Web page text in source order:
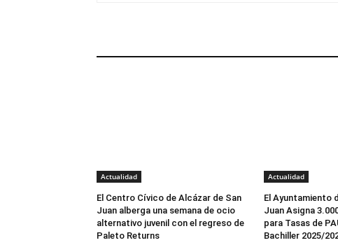
Actualidad
El Centro Cívico de Alcázar de San
Juan alberga una semana de ocio
alternativo juvenil con el regreso de
Paleto Returns
Actualidad
El Ayuntamiento
Juan Asigna
para Tasas de
Bachiller 2025/